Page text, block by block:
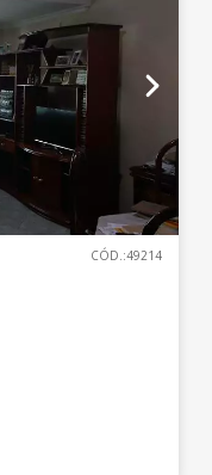
CÓD.:49214